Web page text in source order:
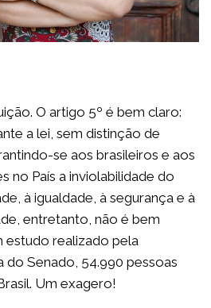
O artigo 5º é bem claro:
a lei, sem distinção de
se aos brasileiros e aos
no País a inviolabilidade do
à igualdade, à segurança e à
entretanto, não é bem
estudo realizado pela
do Senado, 54.990 pessoas
Um exagero!